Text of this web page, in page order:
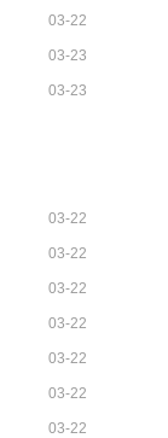
03-22
03-23
03-23
03-22
03-22
03-22
03-22
03-22
03-22
03-22